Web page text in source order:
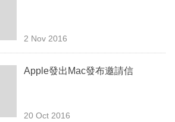
2 Nov 2016
Apple發出Mac發布邀請信
20 Oct 2016